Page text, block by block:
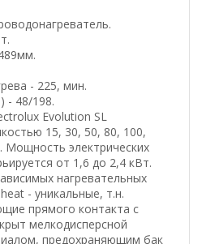
- 225, мин.
- 48/198.
Evolution SL
15, 30, 50, 80, 100,
Мощность электрических
от 1,6 до 2,4 кВт.
нагревательных
- уникальные, т.н.
прямого контакта с
мелкодисперсной
предохраняющим бак